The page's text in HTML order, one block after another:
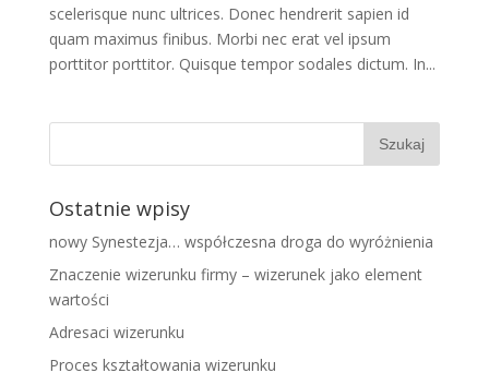
scelerisque nunc ultrices. Donec hendrerit sapien id
quam maximus finibus. Morbi nec erat vel ipsum
porttitor porttitor. Quisque tempor sodales dictum. In...
Ostatnie wpisy
nowy Synestezja… współczesna droga do wyróżnienia
Znaczenie wizerunku firmy – wizerunek jako element
wartości
Adresaci wizerunku
Proces kształtowania wizerunku